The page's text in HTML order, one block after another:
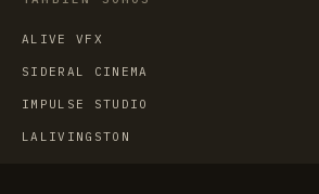
ALIVE VFX
SIDERAL CINEMA
IMPULSE STUDIO
LALIVINGSTON